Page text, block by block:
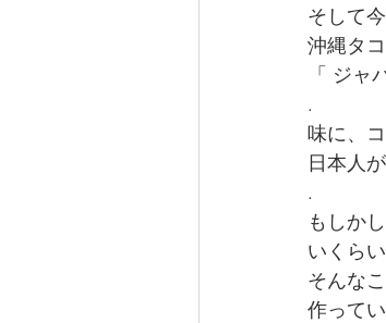
そして
沖縄タ
「 ジャ
.
味に、
日本人
.
もしか
いくら
そんな
作ってい